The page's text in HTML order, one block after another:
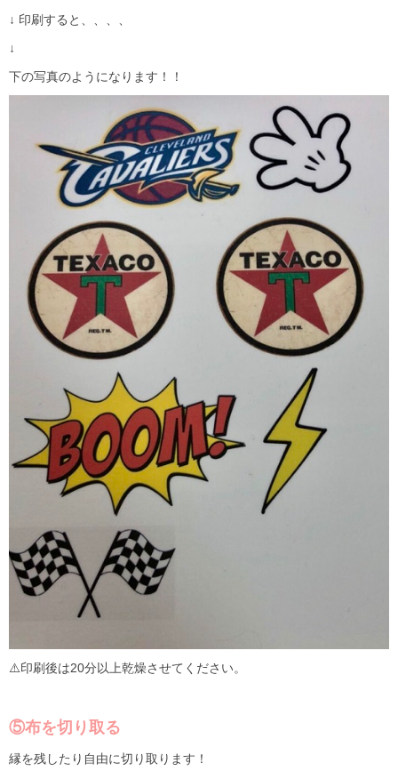
↓ 印刷すると、、、、
↓
下の写真のようになります！！
⚠️印刷後は20分以上乾燥させてください。
⑤布を切り取る
縁を残したり自由に切り取ります！